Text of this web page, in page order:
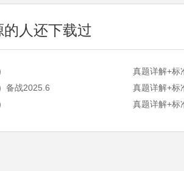
人还下载过
真题详解+标
备战2025.6
真题详解+标
真题详解+标